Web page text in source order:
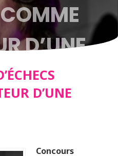
D’UNE
D’UNE
Concours